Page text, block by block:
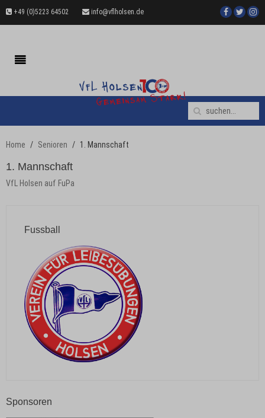
+49 (0)5223 64502 info@vflholsen.de
Home Senioren 1. Mannschaft
1. Mannschaft
VfL Holsen auf FuPa
Fussball
Sponsoren